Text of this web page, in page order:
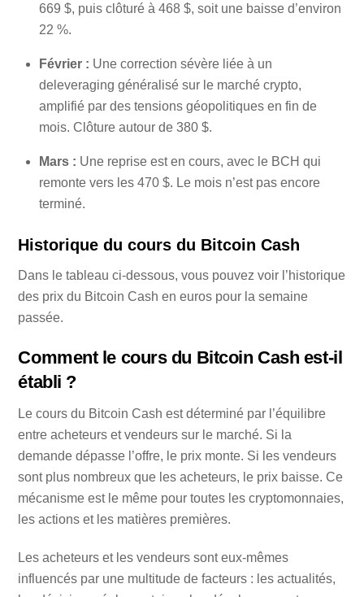
669 $, puis clôturé à 468 $, soit une baisse d’environ
22 %.
Février : Une correction sévère liée à un
deleveraging généralisé sur le marché crypto,
amplifié par des tensions géopolitiques en fin de
mois. Clôture autour de 380 $.
Mars : Une reprise est en cours, avec le BCH qui
remonte vers les 470 $. Le mois n’est pas encore
terminé.
Historique du cours du Bitcoin Cash
Dans le tableau ci-dessous, vous pouvez voir l’historique
des prix du Bitcoin Cash en euros pour la semaine
passée.
Comment le cours du Bitcoin Cash est-il
établi ?
Le cours du Bitcoin Cash est déterminé par l’équilibre
entre acheteurs et vendeurs sur le marché. Si la
demande dépasse l’offre, le prix monte. Si les vendeurs
sont plus nombreux que les acheteurs, le prix baisse. Ce
mécanisme est le même pour toutes les cryptomonnaies,
les actions et les matières premières.
Les acheteurs et les vendeurs sont eux-mêmes
influencés par une multitude de facteurs : les actualités,